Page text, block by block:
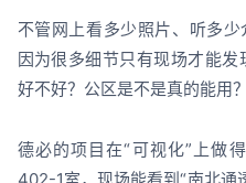
不管网上看多少照片、听多
因为很多细节只有现场才能
好不好？公区是不是真的能用？
德必的项目在“可视化”上做